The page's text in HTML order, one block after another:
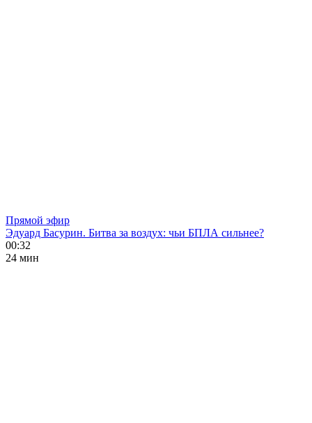
Прямой эфир
Эдуард Басурин. Битва за воздух: чьи БПЛА сильнее?
00:32
24 мин